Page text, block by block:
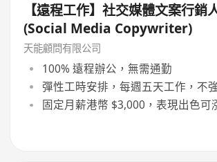
【遠程工作】社交媒體文案行銷
(Social Media Copywriter)
天能顧問有限公司
100% 遠程辦公，無需通勤
彈性工時安排，每週五天工作，不
固定月薪港幣 $3,000，表現出色可